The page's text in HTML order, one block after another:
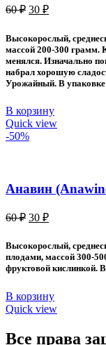
60₽ Первоначальная
составляла
60 ₽.
30 ₽Текущая
30 ₽.
Высокорослый,
массой 200-300 грамм.
менялся. Изначально
набрал хорошую
Урожайный. В упаковке
В корзину
Quick view
-50%
Анавин
60₽ Первоначальная
составляла
60 ₽.
30 ₽Текущая
30 ₽.
Высокорослый,
плодами, массой 300-
фруктовой кислинкой.
В корзину
Quick view
Все права